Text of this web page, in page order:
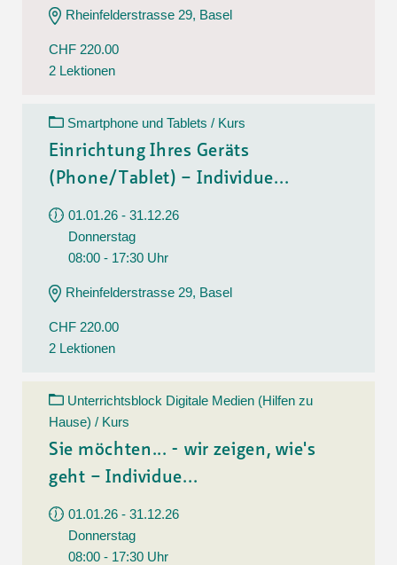
Rheinfelderstrasse 29, Basel
CHF 220.00
2 Lektionen
Smartphone und Tablets / Kurs
Einrichtung Ihres Geräts
(Phone/Tablet) – Individue...
01.01.26 - 31.12.26
Donnerstag
08:00 - 17:30 Uhr
Rheinfelderstrasse 29, Basel
CHF 220.00
2 Lektionen
Unterrichtsblock Digitale Medien (Hilfen zu
Hause) / Kurs
Sie möchten... - wir zeigen, wie's
geht – Individue...
01.01.26 - 31.12.26
Donnerstag
08:00 - 17:30 Uhr